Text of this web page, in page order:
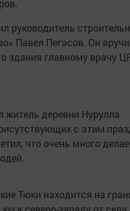
руководитель
Павел Пегасов. Он
здания главному врачу
деревни Нурулла
с этим
что очень много
Тюки находится на